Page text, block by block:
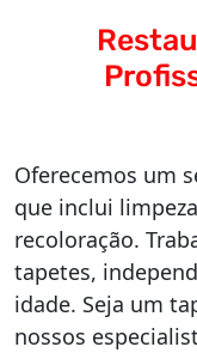
Oferecemos um
que inclui
recoloração.
tapetes,
idade. Seja um
nossos